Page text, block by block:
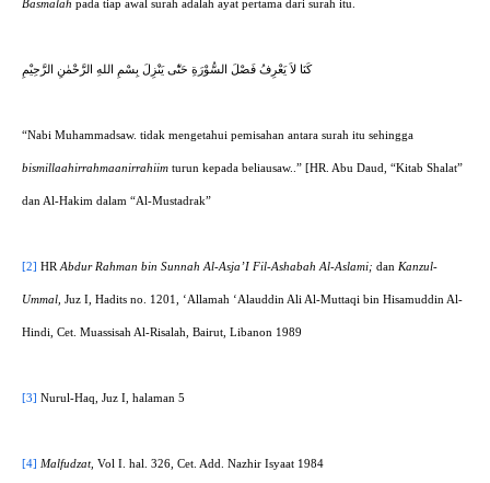
Basmalah pada tiap awal surah adalah ayat pertama dari surah itu.
كَنَا لاَ يَعْرِفُ فَصْلَ السُّوْرَةِ حَتّٰى يَنْزِلَ بِسْمِ اللهِ الرَّحْمٰنِ الرَّحِيْمِ
“Nabi Muhammadsaw. tidak mengetahui pemisahan antara surah itu sehingga
bismillaahirrahmaanirrahiim turun kepada beliausaw..” [HR. Abu Daud, “Kitab Shalat”
dan Al-Hakim dalam “Al-Mustadrak”
[2] HR Abdur Rahman bin Sunnah Al-Asja’I Fil-Ashabah Al-Aslami; dan Kanzul-
Ummal, Juz I, Hadits no. 1201, ‘Allamah ‘Alauddin Ali Al-Muttaqi bin Hisamuddin Al-
Hindi, Cet. Muassisah Al-Risalah, Bairut, Libanon 1989
[3] Nurul-Haq, Juz I, halaman 5
[4] Malfudzat, Vol I. hal. 326, Cet. Add. Nazhir Isyaat 1984